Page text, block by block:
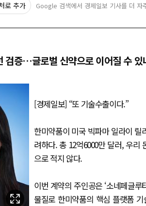
로 추가 Google 검색에서 경제일보 기사를 더 자
검증…글로벌 신약으로 이어질 수 있
[경제일보] “또 기술수출이다.”
한미약품이 미국 빅파마 일라이
려하다. 총 12억6000만 달러, 우리
으로 적지 않다.
이번 계약의 주인공은 ‘소네페글
물질로 한미약품의 핵심 플랫폼